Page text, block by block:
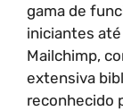
gama de
iniciantes
Mailchimp,
extensiva
reconhecido